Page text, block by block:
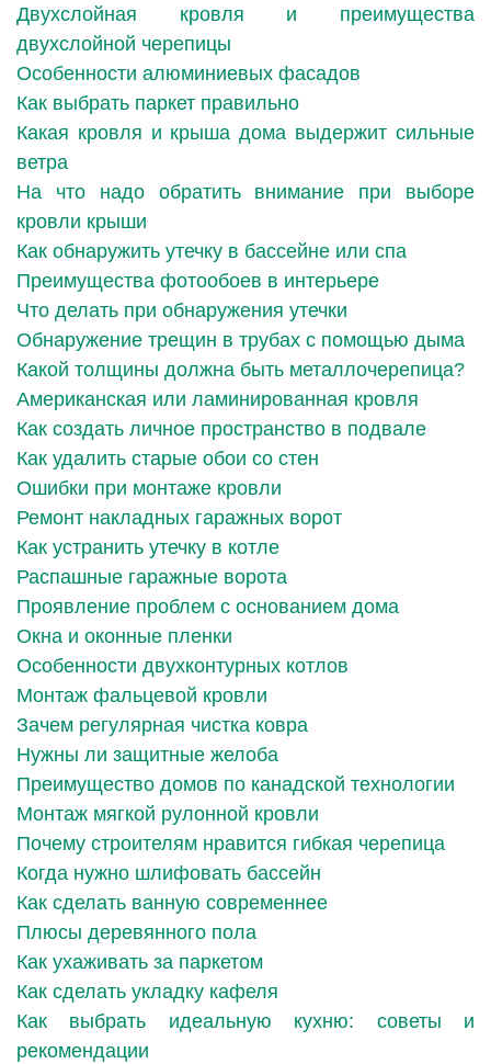
Двухслойная кровля и преимущества
двухслойной черепицы
Особенности алюминиевых фасадов
Как выбрать паркет правильно
Какая кровля и крыша дома выдержит сильные
ветра
На что надо обратить внимание при выборе
кровли крыши
Как обнаружить утечку в бассейне или спа
Преимущества фотообоев в интерьере
Что делать при обнаружения утечки
Обнаружение трещин в трубах с помощью дыма
Какой толщины должна быть металлочерепица?
Американская или ламинированная кровля
Как создать личное пространство в подвале
Как удалить старые обои со стен
Ошибки при монтаже кровли
Ремонт накладных гаражных ворот
Как устранить утечку в котле
Распашные гаражные ворота
Проявление проблем с основанием дома
Окна и оконные пленки
Особенности двухконтурных котлов
Монтаж фальцевой кровли
Зачем регулярная чистка ковра
Нужны ли защитные желоба
Преимущество домов по канадской технологии
Монтаж мягкой рулонной кровли
Почему строителям нравится гибкая черепица
Когда нужно шлифовать бассейн
Как сделать ванную современнее
Плюсы деревянного пола
Как ухаживать за паркетом
Как сделать укладку кафеля
Как выбрать идеальную кухню: советы и
рекомендации